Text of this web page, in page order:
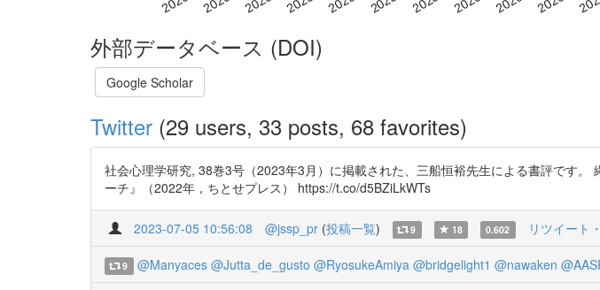
外部データベース (DOI)
Google Scholar
Twitter (29 users, 33 posts, 68 favorites)
社会心理学研究, 38巻3号（2023年3月）に掲載された、三船恒裕先生による書評です
ーチ』（2022年，ちとせプレス） https://t.co/d5BZiLkWTs
2023-07-05 10:56:08 @jssp_pr (投稿一覧) 9 18 0.602 リツイート
9 @Manyaces @Jutta_de_gusto @RyosukeAmiya @bridgelight1 @nawaken